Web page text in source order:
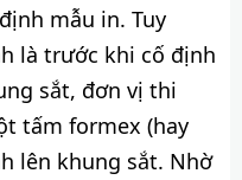
mẫu in. Tuy
là trước khi cố định
sắt, đơn vị thi
tấm formex (hay
lên khung sắt. Nhờ